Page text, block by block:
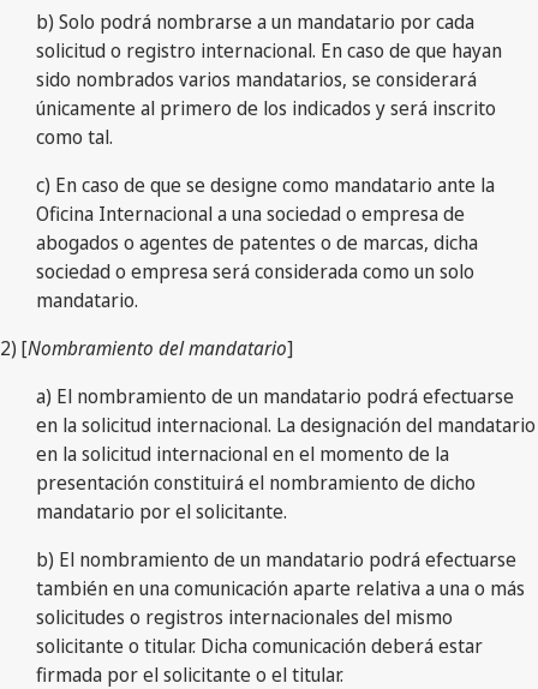
b) Solo podrá nombrarse a un mandatario por cada
solicitud o registro internacional. En caso de que hayan
sido nombrados varios mandatarios, se considerará
únicamente al primero de los indicados y será inscrito
como tal.
c) En caso de que se designe como mandatario ante la
Oficina Internacional a una sociedad o empresa de
abogados o agentes de patentes o de marcas, dicha
sociedad o empresa será considerada como un solo
mandatario.
2) [Nombramiento del mandatario]
a) El nombramiento de un mandatario podrá efectuarse
en la solicitud internacional. La designación del mandatario
en la solicitud internacional en el momento de la
presentación constituirá el nombramiento de dicho
mandatario por el solicitante.
b) El nombramiento de un mandatario podrá efectuarse
también en una comunicación aparte relativa a una o más
solicitudes o registros internacionales del mismo
solicitante o titular. Dicha comunicación deberá estar
firmada por el solicitante o el titular.